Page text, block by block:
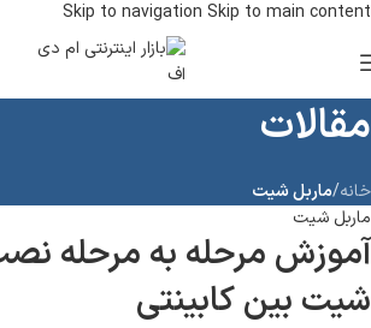
Skip to navigation Skip to main content
مقالات
خانه/ماربل شیت
ماربل شیت
آموزش مرحله به مرحله
شیت بین کابینتی